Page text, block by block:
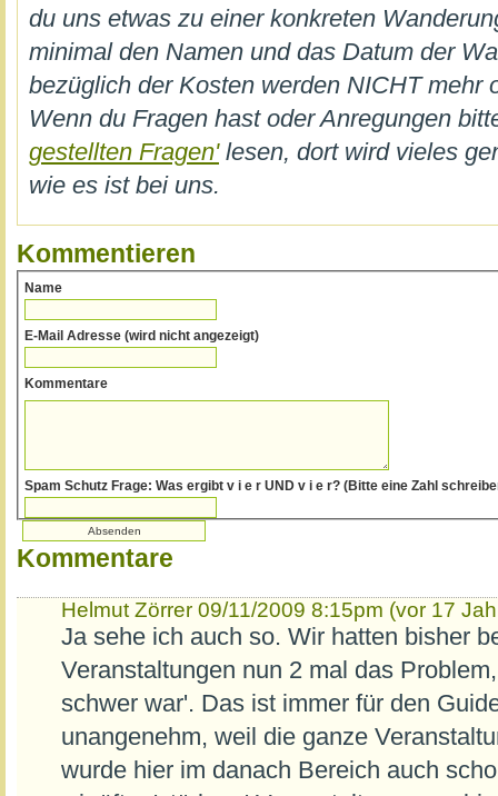
du uns etwas zu einer konkreten
minimal den Namen und das Datum der
bezüglich der Kosten werden NICHT mehr
Wenn du Fragen hast oder Anregungen
gestellten Fragen'lesen, dort wird vieles
wie es ist bei uns.
Kommentieren
Name
E-Mail Adresse (wird nicht angezeigt)
Kommentare
Spam Schutz Frage: Was ergibt v i e r UND v i e r? (Bitte eine
Kommentare
Helmut Zörrer 09/11/2009 8:15pm (vor 17
Ja sehe ich auch so. Wir hatten bisher
Veranstaltungen nun 2 mal das
schwer war'. Das ist immer für den
unangenehm, weil die ganze
wurde hier im danach Bereich auch